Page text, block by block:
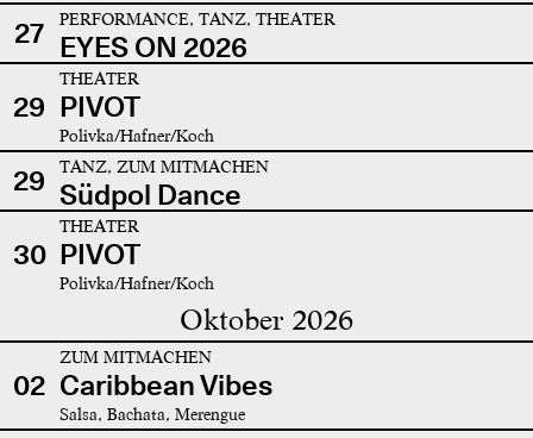
27 PERFORMANCE, TANZ, THEATER
EYES ON 2026
29
THEATER
PIVOT
Polivka/Hafner/Koch
29 TANZ, ZUM MITMACHEN
Südpol Dance
30
THEATER
PIVOT
Polivka/Hafner/Koch
Oktober 2026
02
ZUM MITMACHEN
Caribbean Vibes
Salsa, Bachata, Merengue